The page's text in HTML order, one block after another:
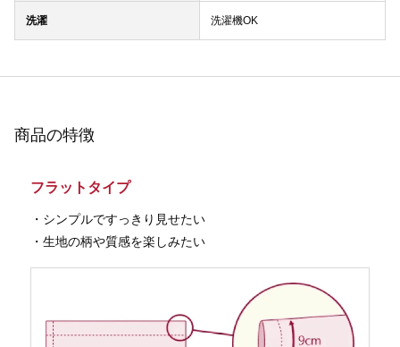
洗濯 洗濯機OK
商品の特徴
フラットタイプ
・シンプルですっきり見せたい
・生地の柄や質感を楽しみたい